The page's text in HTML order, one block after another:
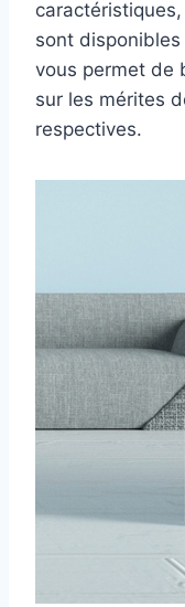
sont
vous permet de
sur les mérites
respectives.